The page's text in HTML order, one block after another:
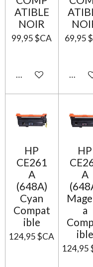
ATIBLE
NOIR
99,95 $CA
Ajouter au panier
69,95
HP
CE261
A
(648A)
Cyan
Compat
ible
124,95 $CA
HP
A
a
ible
124,95